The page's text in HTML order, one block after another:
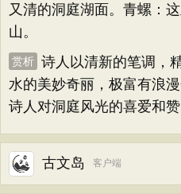
又清的洞庭湖面。青螺：
山。
赏析 诗人以清新的笔调，
水的美妙奇丽，极富有浪
诗人对洞庭风光的喜爱和赞
古文岛 客户端